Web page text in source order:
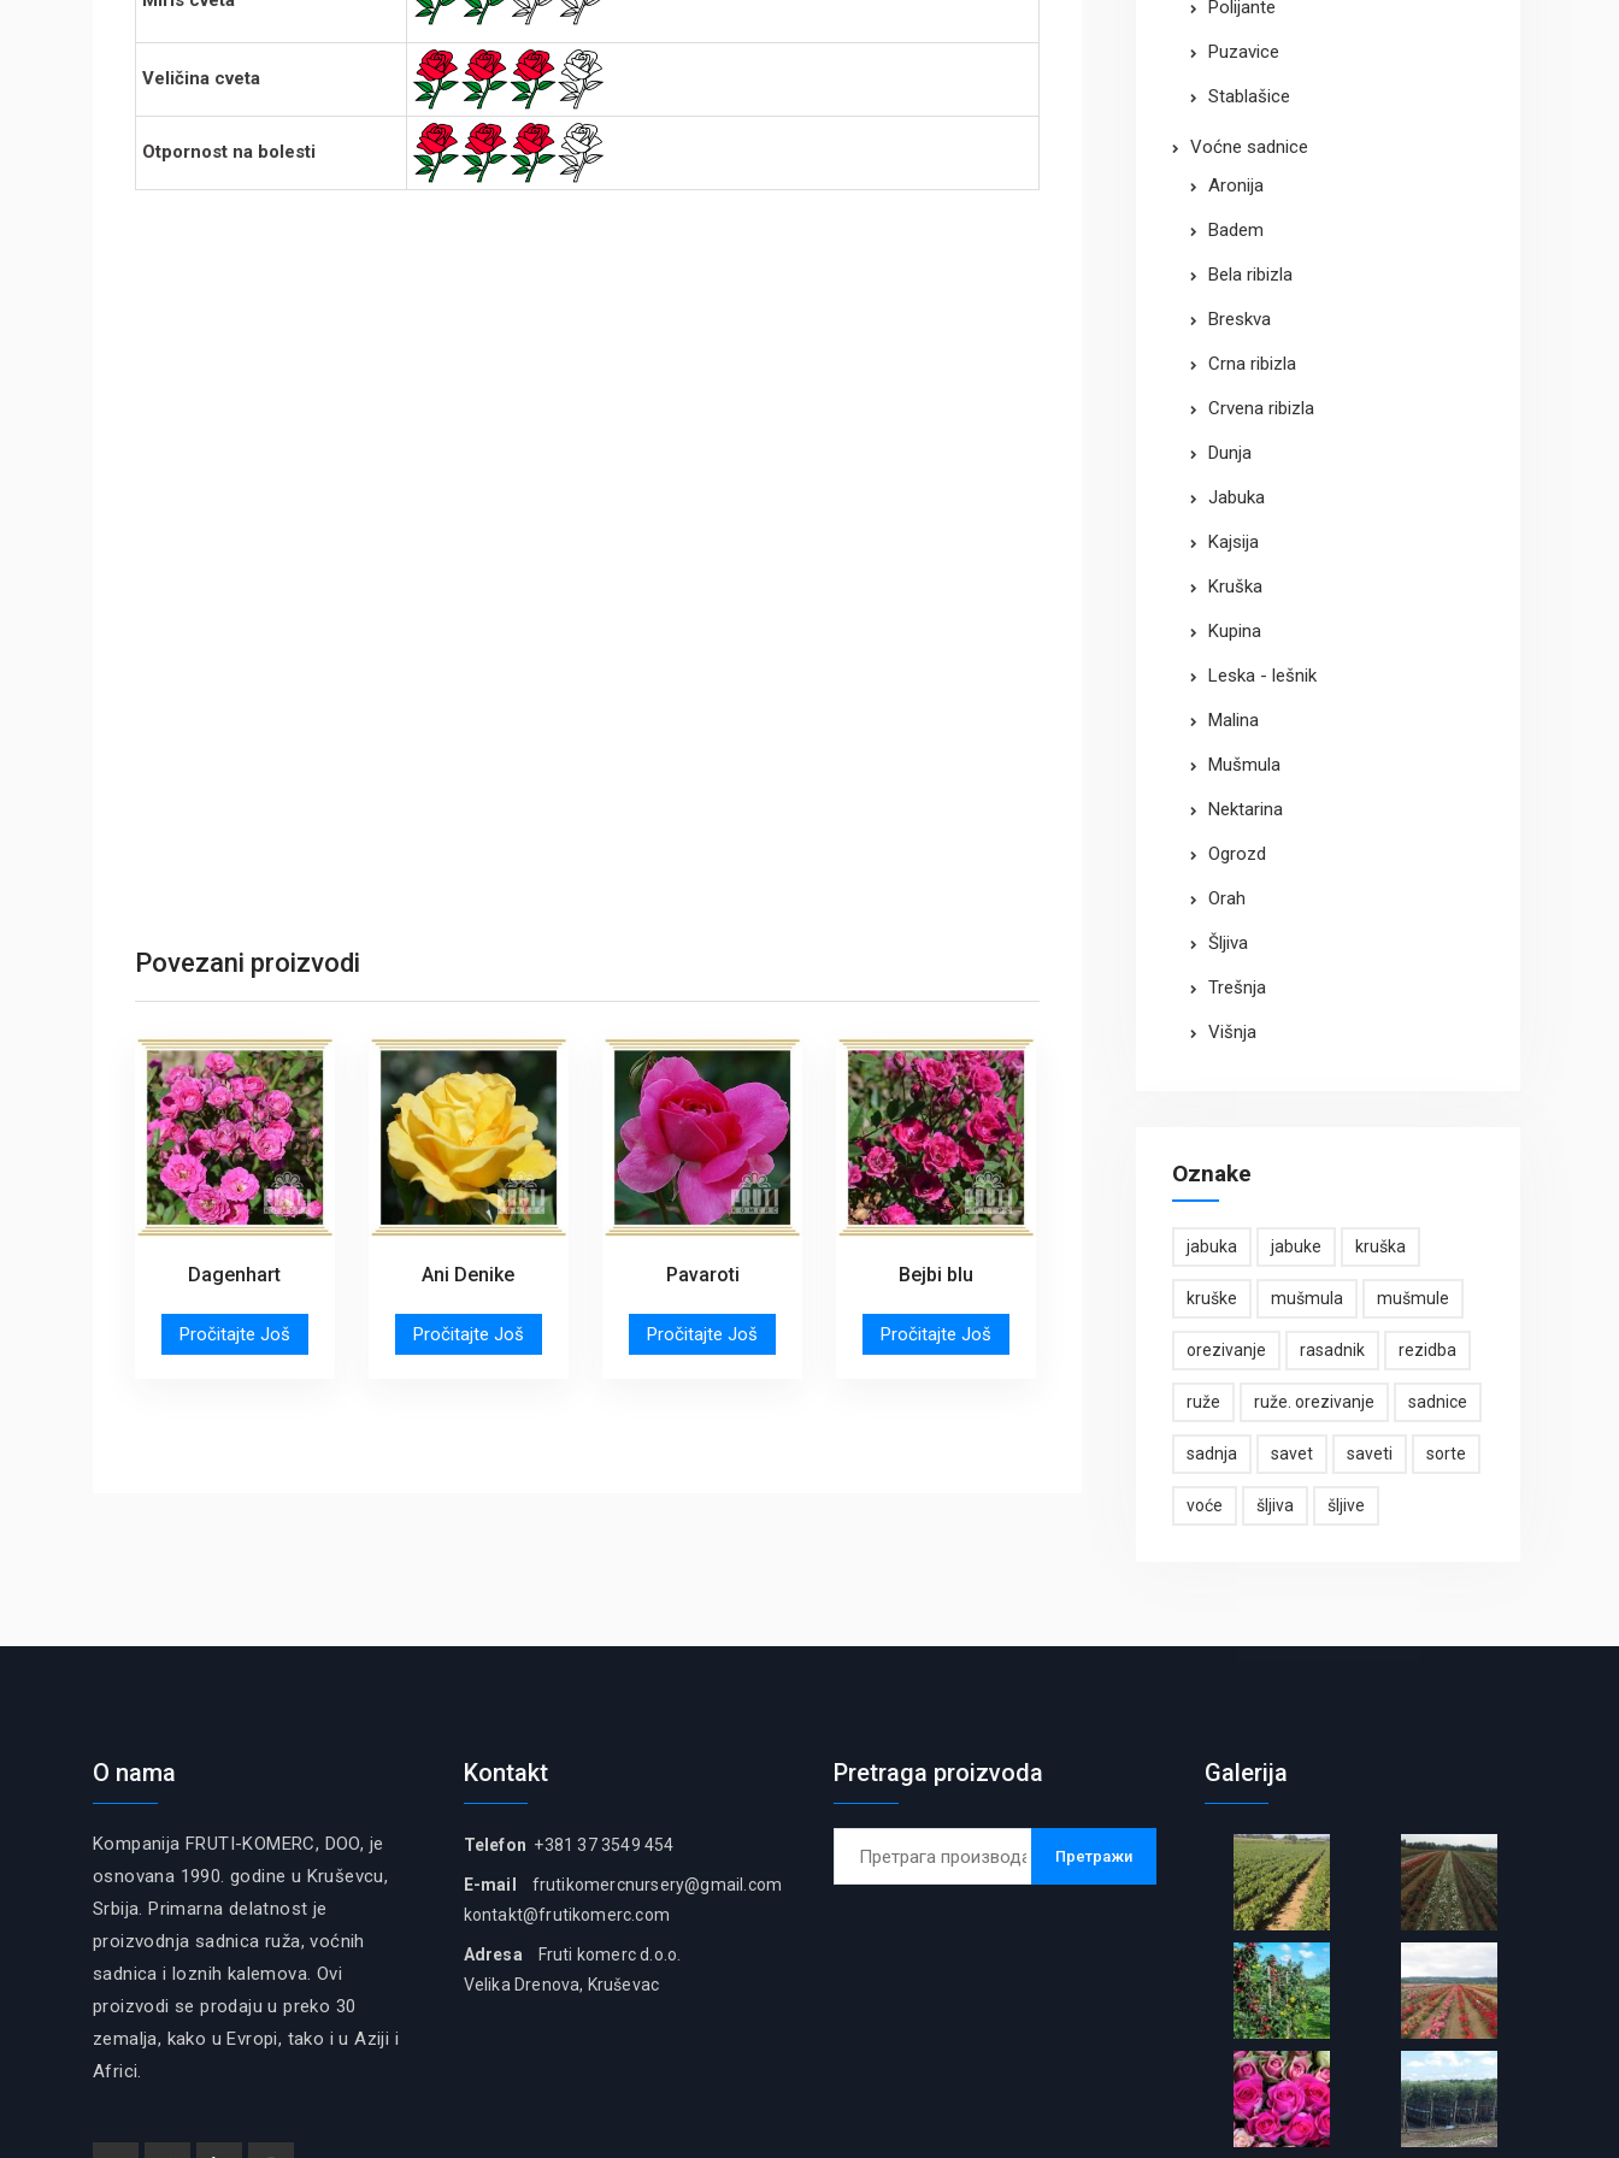
Veličina cveta
Otpornost na bolesti
Povezani proizvodi
Dagenhart
Pročitajte Još
Ani Denike
Pročitajte Još
Pavaroti
Pročitajte Još
Bejbi blu
Pročitajte Još
Polijante
Puzavice
Stablašice
Voćne sadnice
Aronija
Badem
Bela ribizla
Breskva
Crna ribizla
Crvena ribizla
Dunja
Jabuka
Kajsija
Kruška
Kupina
Leska - lešnik
Malina
Mušmula
Nektarina
Ogrozd
Orah
Šljiva
Trešnja
Višnja
Oznake
jabuka jabuke kruška
kruške mušmula mušmule
orezivanje rasadnik rezidba
ruže ruže. orezivanje sadnice
sadnja savet saveti sorte
voće šljiva šljive
O nama
Kompanija FRUTI-KOMERC, DOO, je
osnovana 1990. godine u Kruševcu,
Srbija. Primarna delatnost je
proizvodnja sadnica ruža, voćnih
sadnica i loznih kalemova. Ovi
proizvodi se prodaju u preko 30
zemalja, kako u Evropi, tako i u Aziji i
Africi.
Kontakt
Telefon +381 37 3549 454
E-mail
frutikomercnursery@gmail.com
kontakt@frutikomerc.com
Adresa Fruti komerc d.o.o.
Velika Drenova, Kruševac
Pretraga proizvoda
Претражи
Galerija